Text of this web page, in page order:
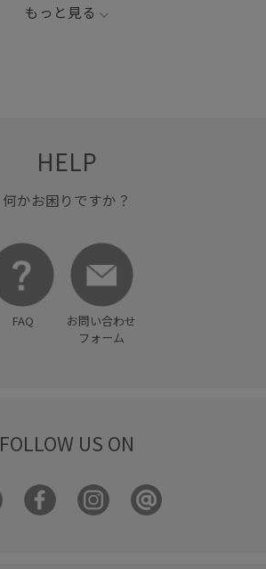
もっと見る
HELP
何かお困りですか？
FAQ
お問い合わせ
フォーム
FOLLOW US ON